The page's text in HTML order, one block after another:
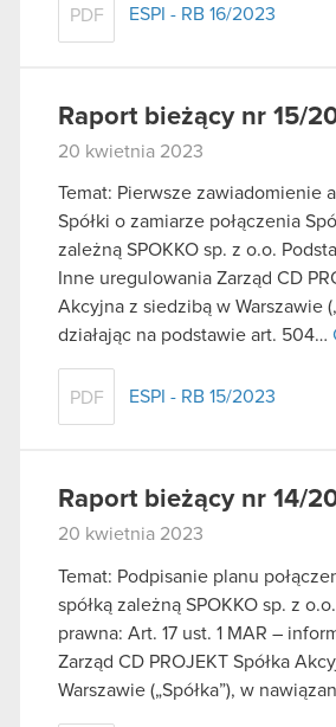
PDF ESPI - RB 16/2023
Raport bieżący nr 15/
20 kwietnia 2023
Temat: Pierwsze zawiadomienie
Spółki o zamiarze połączenia
zależną SPOKKO sp. z o.o.
Inne uregulowania Zarząd CD
Akcyjna z siedzibą w Warszawie
działając na podstawie art. 504…
PDF ESPI - RB 15/2023
Raport bieżący nr 14/
20 kwietnia 2023
Temat: Podpisanie planu
spółką zależną SPOKKO sp. z
prawna: Art. 17 ust. 1 MAR –
Zarząd CD PROJEKT Spółka
Warszawie („Spółka”), w